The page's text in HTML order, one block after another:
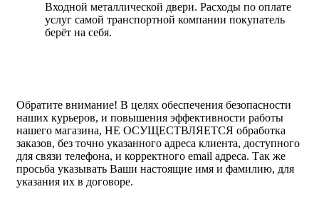
Входной металлической двери. Расходы по оплате
услуг самой транспортной компании покупатель
берёт на себя.
Обратите внимание! В целях обеспечения безопасности
наших курьеров, и повышения эффективности работы
нашего магазина, НЕ ОСУЩЕСТВЛЯЕТСЯ обработка
заказов, без точно указанного адреса клиента, доступного
для связи телефона, и корректного email адреса. Так же
просьба указывать Ваши настоящие имя и фамилию, для
указания их в договоре.